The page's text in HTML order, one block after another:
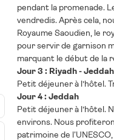
pendant la promenade.
vendredis. Après cela,
Royaume Saoudien, le
pour servir de garnison
marquant le début de la
Jour 3 : Riyadh - Jeddah
Petit déjeuner à l’hôtel.
Jour 4 : Jeddah
Petit déjeuner à l’hôtel.
environs. Nous
patrimoine de